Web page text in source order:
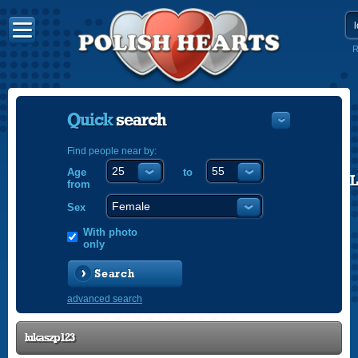
Quicksearch
Find people near by:
Age
from
to
Sex
With photo
only
Search
advanced search
lukaszp123